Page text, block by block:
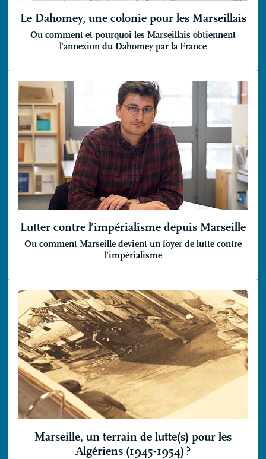
Le Dahomey, une colonie pour les Marseillais
Ou comment et pourquoi les Marseillais obtiennent
l’annexion du Dahomey par la France
Lutter contre l’impérialisme depuis Marseille
Ou comment Marseille devient un foyer de lutte contre
l’impérialisme
Marseille, un terrain de lutte(s) pour les
Algériens (1945-1954) ?